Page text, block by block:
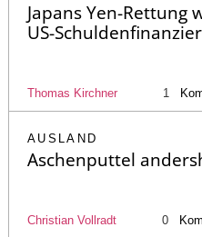
Japans Yen-Rettung
US-
Thomas Kirchner 1
AUSLAND
Aschenputtel
Christian Vollradt 0